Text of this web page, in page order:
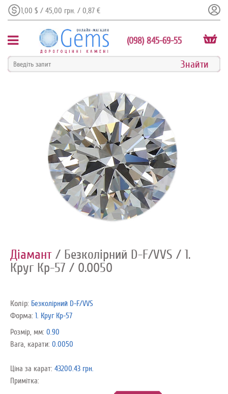
1,00 $ / 45,00 грн. / 0,87 €
(098) 845-69-55
Діамант / Безколірний D-F/VVS / 1.
Круг Кр-57 / 0.0050
Колір: Безколірний D-F/VVS
Форма: 1. Круг Кр-57
Розмір, мм: 0.90
Вага, карати: 0.0050
Ціна за карат: 43200.43 грн.
Примітка: